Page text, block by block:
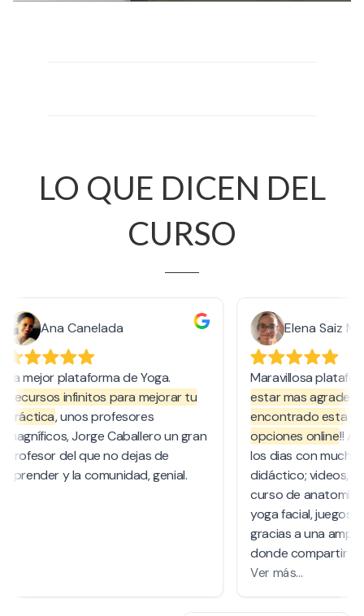
LO QUE DICEN DEL
CURSO